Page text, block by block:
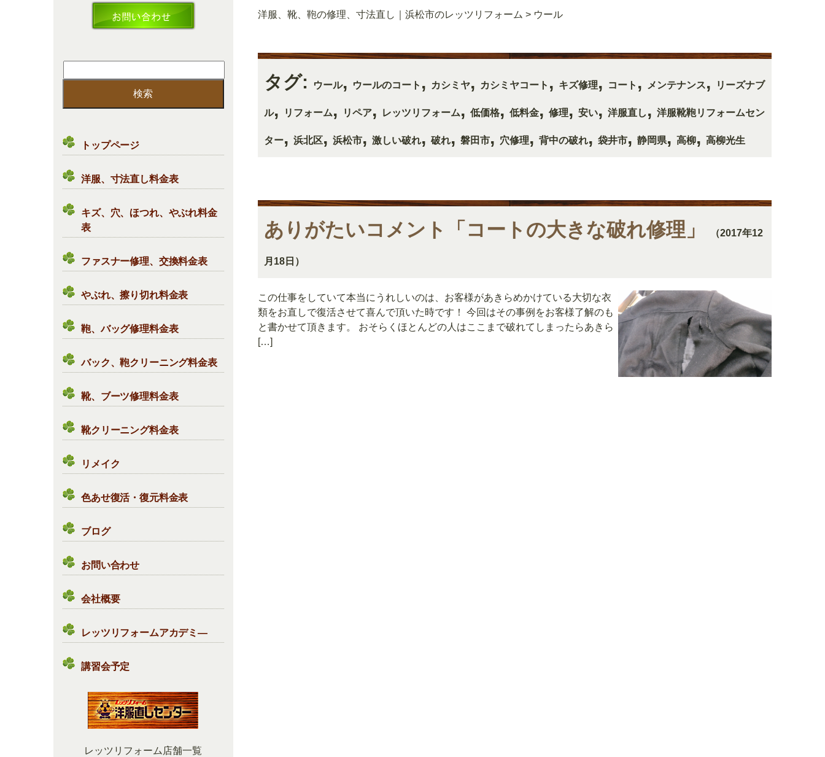
索:
トップページ
洋服、寸法直し料金表
キズ、穴、ほつれ、やぶれ料金
表
ファスナー修理、交換料金表
やぶれ、擦り切れ料金表
鞄、バッグ修理料金表
バック、鞄クリーニング料金表
靴、ブーツ修理料金表
靴クリーニング料金表
リメイク
色あせ復活・復元料金表
ブログ
お問い合わせ
会社概要
レッツリフォームアカデミ―
講習会予定
レッツリフォーム店舗一覧
洋服、靴、鞄の修理、寸法直し｜浜松市のレッツリフォーム > ウール
タグ: ウール, ウールのコート , カシミヤ, カシミヤコート , キズ修理, コート , メンテナンス, リーズナブ
ル, リフォーム, リペア, レッツリフォーム, 低価格, 低料金, 修理, 安い, 洋服直し , 洋服靴鞄リフォームセン
ター, 浜北区, 浜松市, 激しい破れ, 破れ, 磐田市, 穴修理, 背中の破れ, 袋井市, 静岡県, 高柳, 高柳光生
ありがたいコメント「コートの大きな破れ修理」 （2017年12
月18日）
この仕事をしていて本当にうれしいのは、お客様があきらめかけている大切な衣
類をお直しで復活させて喜んで頂いた時です！ 今回はその事例をお客様了解のも
と書かせて頂きます。 おそらくほとんどの人はここまで破れてしまったらあきら
[…]